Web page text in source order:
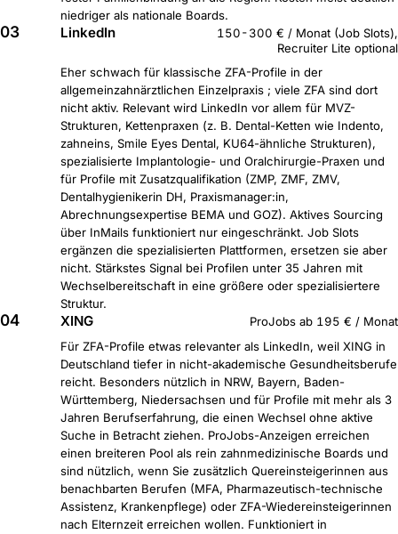
niedriger als nationale Boards.
03 LinkedIn
150-300 € / Monat (Job Slots),
Recruiter Lite optional
Eher schwach für klassische ZFA-Profile in der
allgemeinzahnärztlichen Einzelpraxis ; viele ZFA sind dort
nicht aktiv. Relevant wird LinkedIn vor allem für MVZ-
Strukturen, Kettenpraxen (z. B. Dental-Ketten wie Indento,
zahneins, Smile Eyes Dental, KU64-ähnliche Strukturen),
spezialisierte Implantologie- und Oralchirurgie-Praxen und
für Profile mit Zusatzqualifikation (ZMP, ZMF, ZMV,
Dentalhygienikerin DH, Praxismanager:in,
Abrechnungsexpertise BEMA und GOZ). Aktives Sourcing
über InMails funktioniert nur eingeschränkt. Job Slots
ergänzen die spezialisierten Plattformen, ersetzen sie aber
nicht. Stärkstes Signal bei Profilen unter 35 Jahren mit
Wechselbereitschaft in eine größere oder spezialisiertere
Struktur.
04 XING
ProJobs ab 195 € / Monat
Für ZFA-Profile etwas relevanter als LinkedIn, weil XING in
Deutschland tiefer in nicht-akademische Gesundheitsberufe
reicht. Besonders nützlich in NRW, Bayern, Baden-
Württemberg, Niedersachsen und für Profile mit mehr als 3
Jahren Berufserfahrung, die einen Wechsel ohne aktive
Suche in Betracht ziehen. ProJobs-Anzeigen erreichen
einen breiteren Pool als rein zahnmedizinische Boards und
sind nützlich, wenn Sie zusätzlich Quereinsteigerinnen aus
benachbarten Berufen (MFA, Pharmazeutisch-technische
Assistenz, Krankenpflege) oder ZFA-Wiedereinsteigerinnen
nach Elternzeit erreichen wollen. Funktioniert in